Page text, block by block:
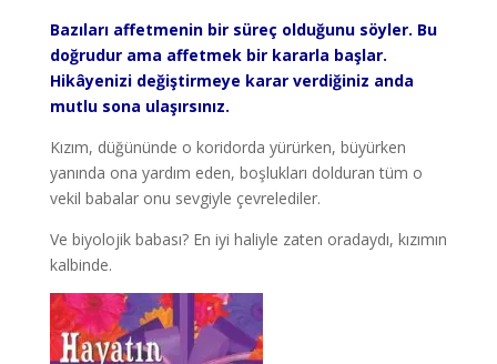
Bazıları affetmenin bir süreç olduğunu söyler. Bu
doğrudur ama affetmek bir kararla başlar.
Hikâyenizi değiştirmeye karar verdiğiniz anda
mutlu sona ulaşırsınız.
Kızım, düğününde o koridorda yürürken, büyürken
yanında ona yardım eden, boşlukları dolduran tüm o
vekil babalar onu sevgiyle çevrelediler.
Ve biyolojik babası? En iyi haliyle zaten oradaydı, kızımın
kalbinde.